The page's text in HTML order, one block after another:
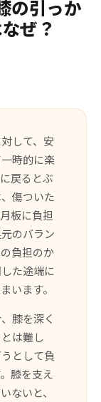
の引っか
ぜ？
して、安
時的に楽
戻るとぶ
傷ついた
板に負担
のバラン
負担のか
た途端に
います。
膝を深く
は難し
として負
膝を支え
ないと、